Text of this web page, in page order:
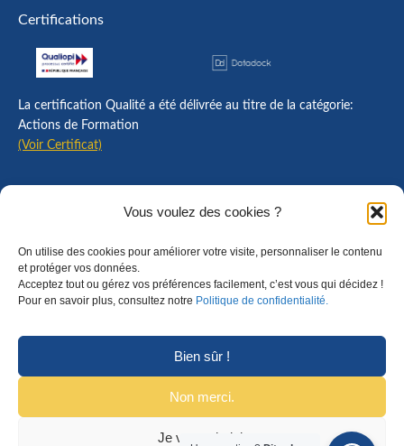
Vous voulez des cookies ?
On utilise des cookies pour améliorer votre visite, personnaliser le contenu
et protéger vos données.
Acceptez tout ou gérez vos préférences facilement, c’est vous qui décidez !
Pour en savoir plus, consultez notre Politique de confidentialité.
Bien sûr !
Non merci.
Je veux choisir
Certifications
La certification Qualité a été délivrée au titre de la catégorie:
Actions de Formation
(Voir Certificat)
Règlement intérieur
CGU
CGV